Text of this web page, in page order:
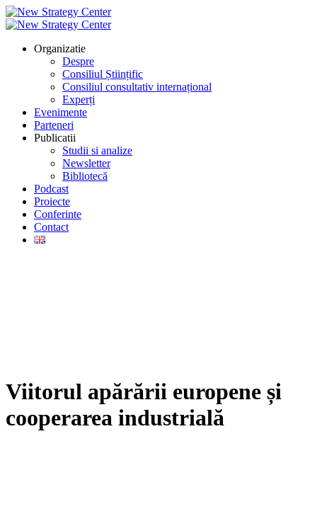
Organizatie
Despre
Consiliul Științific
Consiliul consultativ internațional
Experți
Evenimente
Parteneri
Publicatii
Studii si analize
Newsletter
Bibliotecă
Podcast
Proiecte
Conferinte
Contact
Viitorul apărării europene și
cooperarea industrială